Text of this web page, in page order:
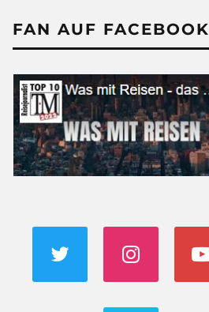
FAN AUF FACEBOOK